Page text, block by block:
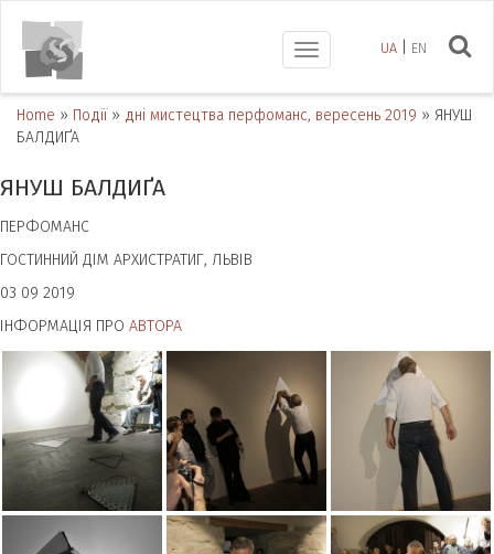
UA EN
Toggle
navigation
Home » Події» дні мистецтва перфоманс, вересень 2019 » ЯНУШ
БАЛДИҐА
ЯНУШ БАЛДИҐА
ПЕРФОМАНС
ГОСТИННИЙ ДІМ АРХИСТРАТИГ, ЛЬВІВ
03 09 2019
ІНФОРМАЦІЯ ПРО АВТОРА